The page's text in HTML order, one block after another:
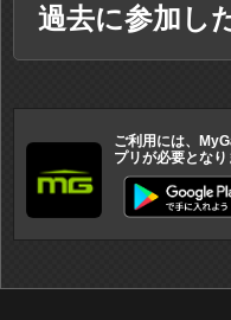
過去に参加し
ご利用には、
プリが必要となり